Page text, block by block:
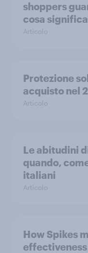
shoppers
cosa
Articolo
Protezione
acquisto nel
Articolo
Le abitudini
quando,
italiani
Articolo
How Spikes